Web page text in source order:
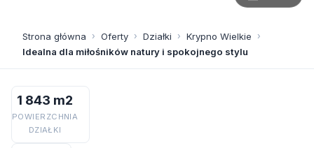
Strona główna › Oferty › Działki › Krypno Wielkie ›
Idealna dla miłośników natury i spokojnego stylu
1 843 m2
POWIERZCHNIA
DZIAŁKI